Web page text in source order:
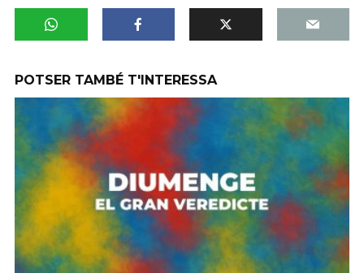
POTSER TAMBÉ T'INTERESSA